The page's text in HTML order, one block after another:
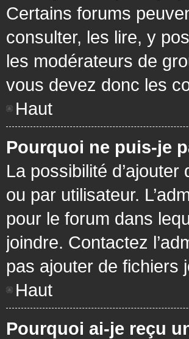
Certains forums
consulter, les lire, y
les modérateurs de
vous devez donc les
Haut
Pourquoi ne puis-je
La possibilité
ou par utilisateur.
pour le forum dans
joindre. Contactez
pas ajouter de fichiers
Haut
Pourquoi ai-je reçu